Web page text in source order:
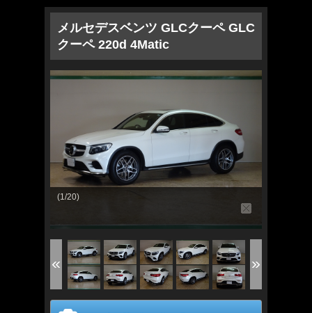
メルセデスベンツ GLCクーペ GLC
クーペ 220d 4Matic
(1/20)